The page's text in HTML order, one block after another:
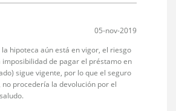
05-nov-2019
hipoteca aún está en vigor, el riesgo
de pagar el préstamo en
sigue vigente, por lo que el seguro
procedería la devolución por el